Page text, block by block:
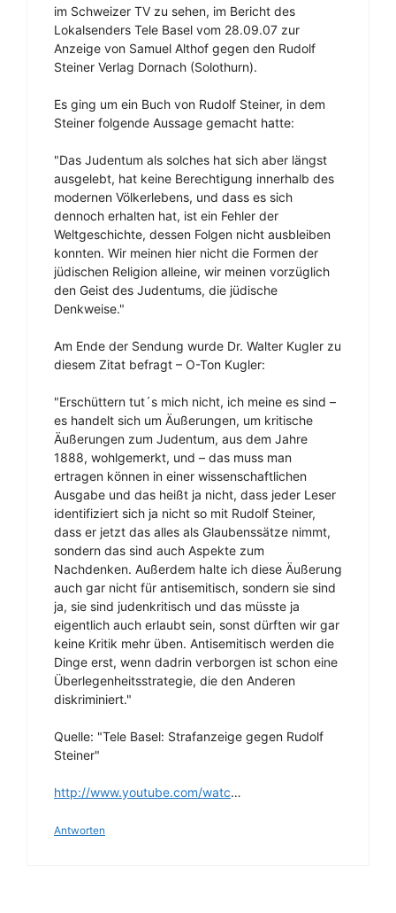
im Schweizer TV zu sehen, im Bericht des
Lokalsenders Tele Basel vom 28.09.07 zur
Anzeige von Samuel Althof gegen den Rudolf
Steiner Verlag Dornach (Solothurn).
Es ging um ein Buch von Rudolf Steiner, in dem
Steiner folgende Aussage gemacht hatte:
"Das Judentum als solches hat sich aber längst
ausgelebt, hat keine Berechtigung innerhalb des
modernen Völkerlebens, und dass es sich
dennoch erhalten hat, ist ein Fehler der
Weltgeschichte, dessen Folgen nicht ausbleiben
konnten. Wir meinen hier nicht die Formen der
jüdischen Religion alleine, wir meinen vorzüglich
den Geist des Judentums, die jüdische
Denkweise."
Am Ende der Sendung wurde Dr. Walter Kugler zu
diesem Zitat befragt – O-Ton Kugler:
"Erschüttern tut´s mich nicht, ich meine es sind –
es handelt sich um Äußerungen, um kritische
Äußerungen zum Judentum, aus dem Jahre
1888, wohlgemerkt, und – das muss man
ertragen können in einer wissenschaftlichen
Ausgabe und das heißt ja nicht, dass jeder Leser
identifiziert sich ja nicht so mit Rudolf Steiner,
dass er jetzt das alles als Glaubenssätze nimmt,
sondern das sind auch Aspekte zum
Nachdenken. Außerdem halte ich diese Äußerung
auch gar nicht für antisemitisch, sondern sie sind
ja, sie sind judenkritisch und das müsste ja
eigentlich auch erlaubt sein, sonst dürften wir gar
keine Kritik mehr üben. Antisemitisch werden die
Dinge erst, wenn dadrin verborgen ist schon eine
Überlegenheitsstrategie, die den Anderen
diskriminiert."
Quelle: "Tele Basel: Strafanzeige gegen Rudolf
Steiner"
http://www.youtube.com/watc…
Antworten